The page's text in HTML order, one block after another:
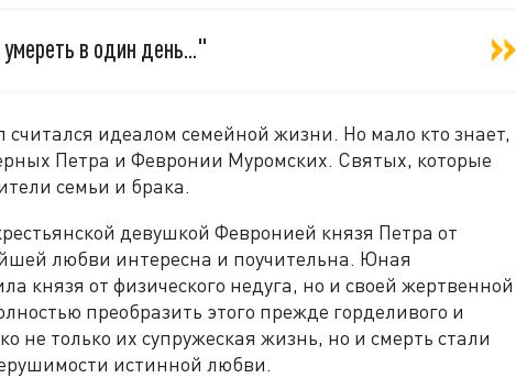
в один день..."
идеалом семейной жизни. Но мало кто знает,
Петра и Февронии Муромских. Святых, которые
семьи и брака.
девушкой Февронией князя Петра от
любви интересна и поучительна. Юная
князя от физического недуга, но и своей жертвенной
преобразить этого прежде горделивого и
не только их супружеская жизнь, но и смерть стали
истинной любви.